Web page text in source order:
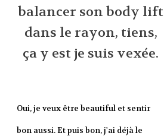
balancer son body lift
dans le rayon, tiens,
ça y est je suis vexée.
Oui, je veux être beautiful et sentir
bon aussi. Et puis bon, j'ai déjà le